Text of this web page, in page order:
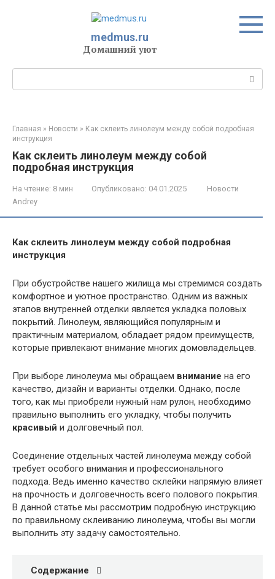
medmus.ru
Домашний уют
Главная » Новости » Как склеить линолеум между собой подробная
инструкция
Как склеить линолеум между собой
подробная инструкция
На чтение: 8 мин Опубликовано: 04.01.2025
Новости
Andrey
Как склеить линолеум между собой подробная
инструкция
При обустройстве нашего жилища мы стремимся создать
комфортное и уютное пространство. Одним из важных
этапов внутренней отделки является укладка половых
покрытий. Линолеум, являющийся популярным и
практичным материалом, обладает рядом преимуществ,
которые привлекают внимание многих домовладельцев.
При выборе линолеума мы обращаем внимание на его
качество, дизайн и варианты отделки. Однако, после
того, как мы приобрели нужный нам рулон, необходимо
правильно выполнить его укладку, чтобы получить
красивый и долговечный пол.
Соединение отдельных частей линолеума между собой
требует особого внимания и профессионального
подхода. Ведь именно качество склейки напрямую влияет
на прочность и долговечность всего полового покрытия.
В данной статье мы рассмотрим подробную инструкцию
по правильному склеиванию линолеума, чтобы вы могли
выполнить эту задачу самостоятельно.
Содержание